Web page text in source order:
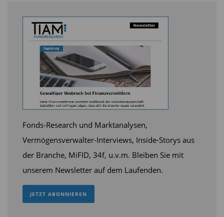
investieren verstärkt in Spezialfonds
Seit Jahresbeginn summieren sich die Zuflüsse in
Publikums- und Spezialfonds auf netto 118,8
Milliarden Euro. Aus freien Mandaten zogen
institutionelle Anleger in diesem Zeitraum 10,1
Milliarden Euro ab.
Fonds-Research und Marktanalysen,
Vermögensverwalter-Interviews, Inside-Storys aus
der Branche, MiFID, 34f, u.v.m. Bleiben Sie mit
unserem Newsletter auf dem Laufenden.
JETZT ABONNIEREN